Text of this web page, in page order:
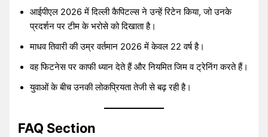
आईपीएल 2026 में दिल्ली कैपिटल्स ने उन्हें रिटेन किया, जो उनके
प्रदर्शन पर टीम के भरोसे को दिखाता है।
माधव तिवारी की उम्र वर्तमान 2026 में केवल 22 वर्ष है।
वह फिटनेस पर काफी ध्यान देते हैं और नियमित जिम व ट्रेनिंग करते हैं।
युवाओं के बीच उनकी लोकप्रियता तेजी से बढ़ रही है।
FAQ Section